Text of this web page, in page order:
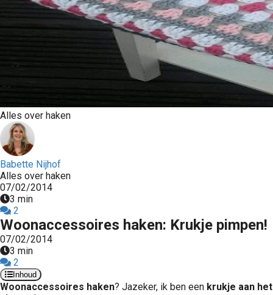
Alles over haken
Babette Nijhof
Alles over haken
07/02/2014
3 min
2
Woonaccessoires haken: Krukje pimpen!
07/02/2014
3 min
2
Inhoud
Woonaccessoires haken? Jazeker, ik ben een krukje aan het